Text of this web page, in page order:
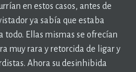
en estos casos, antes de
ya sabía que estaba
todo. Ellas mismas se ofrecían
muy rara y retorcida de ligar y
Ahora su desinhibida